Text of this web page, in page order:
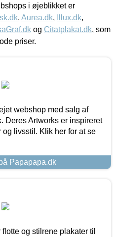
i øjeblikket er
, Aurea.dk, Illux.dk,
og Citatplakat.dk, som
priser.
webshop med salg af
Deres Artworks er inspireret
livsstil. Klik her for at se
Papapapa.dk
og stilrene plakater til